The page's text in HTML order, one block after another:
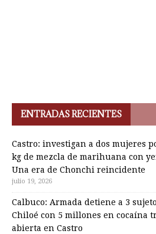
ENTRADAS RECIENTES
Castro: investigan a dos mujeres
kg de mezcla de marihuana con
Una era de Chonchi reincidente
julio 19, 2026
Calbuco: Armada detiene a 3
Chiloé con 5 millones en cocaína
abierta en Castro